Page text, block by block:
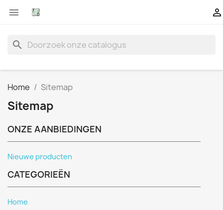
 
search
Home Sitemap
Sitemap
ONZE AANBIEDINGEN
Nieuwe producten
CATEGORIEËN
Home